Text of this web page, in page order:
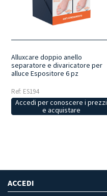
Alluxcare doppio anello
separatore e divaricatore per
alluce Espositore 6 pz
Ref: ES194
Accedi per conoscere i prezzi
e acquistare
ACCEDI